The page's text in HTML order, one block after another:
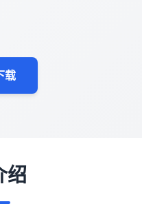
载
绍